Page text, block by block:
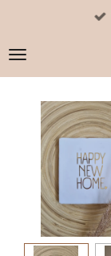
naar
de